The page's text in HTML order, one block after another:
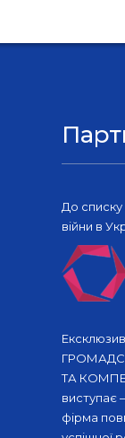
До
війни в
ТА
виступає
фірма